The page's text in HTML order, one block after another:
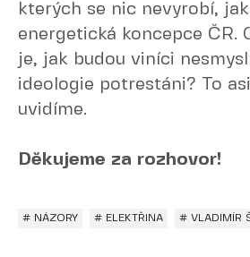
kterých se nic nevyrobí,
energetická koncepce ČR.
je, jak budou viníci
ideologie potrestáni? To
uvidíme.
Děkujeme za rozhovor!
# NÁZORY # ELEKTŘINA # VLADIMÍR